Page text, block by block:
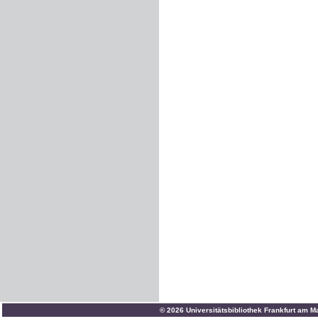
© 2026 Universitätsbibliothek Frankfurt am